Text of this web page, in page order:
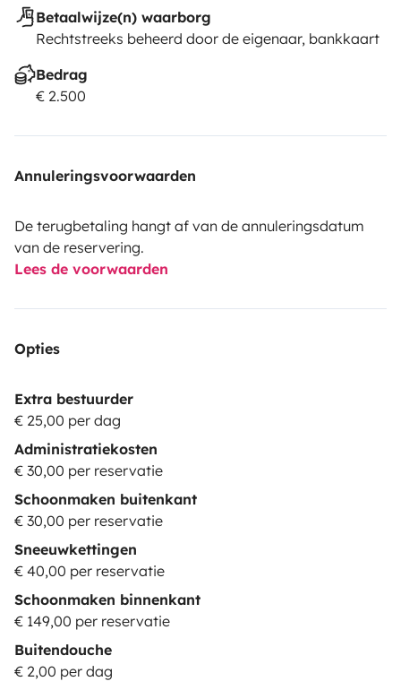
Betaalwijze(n) waarborg
Rechtstreeks beheerd door de eigenaar, bankkaart
Bedrag
€ 2.500
Annuleringsvoorwaarden
De terugbetaling hangt af van de annuleringsdatum
van de reservering.
Lees de voorwaarden
Opties
Extra bestuurder
€ 25,00 per dag
Administratiekosten
€ 30,00 per reservatie
Schoonmaken buitenkant
€ 30,00 per reservatie
Sneeuwkettingen
€ 40,00 per reservatie
Schoonmaken binnenkant
€ 149,00 per reservatie
Buitendouche
€ 2,00 per dag